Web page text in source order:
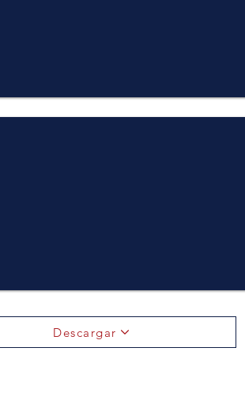
Descargar